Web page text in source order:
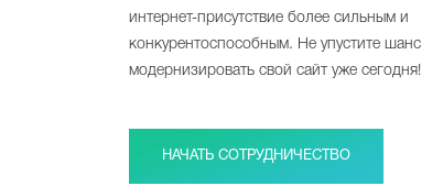
интернет-присутствие более сильным и
конкурентоспособным. Не упустите шанс
модернизировать свой сайт уже сегодня!
НАЧАТЬ СОТРУДНИЧЕСТВО